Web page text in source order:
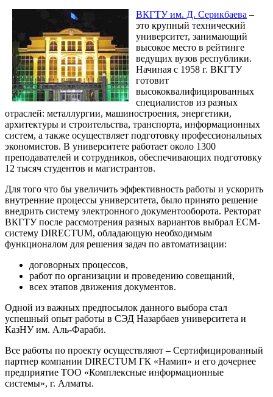
ВКГТУ им. Д. Серикбаева –
это крупный технический
университет, занимающий
высокое место в рейтинге
ведущих вузов республики.
Начиная с 1958 г. ВКГТУ
готовит
высококвалифицированных
специалистов из разных
отраслей: металлургии, машиностроения, энергетики,
архитектуры и строительства, транспорта, информационных
систем, а также осуществляет подготовку профессиональных
экономистов. В университете работает около 1300
преподавателей и сотрудников, обеспечивающих подготовку
12 тысяч студентов и магистрантов.
Для того что бы увеличить эффективность работы и ускорить
внутренние процессы университета, было принято решение
внедрить систему электронного документооборота. Ректорат
ВКГТУ после рассмотрения разных вариантов выбрал ECM-
систему DIRECTUM, обладающую необходимым
функционалом для решения задач по автоматизации:
договорных процессов,
работ по организации и проведению совещаний,
всех этапов движения документов.
Одной из важных предпосылок данного выбора стал
успешный опыт работы в СЭД Назарбаев университета и
КазНУ им. Аль-Фараби.
Все работы по проекту осуществляют – Сертифицированный
партнер компании DIRECTUM ГК «Намип» и его дочернее
предприятие ТОО «Комплексные информационные
системы», г. Алматы.